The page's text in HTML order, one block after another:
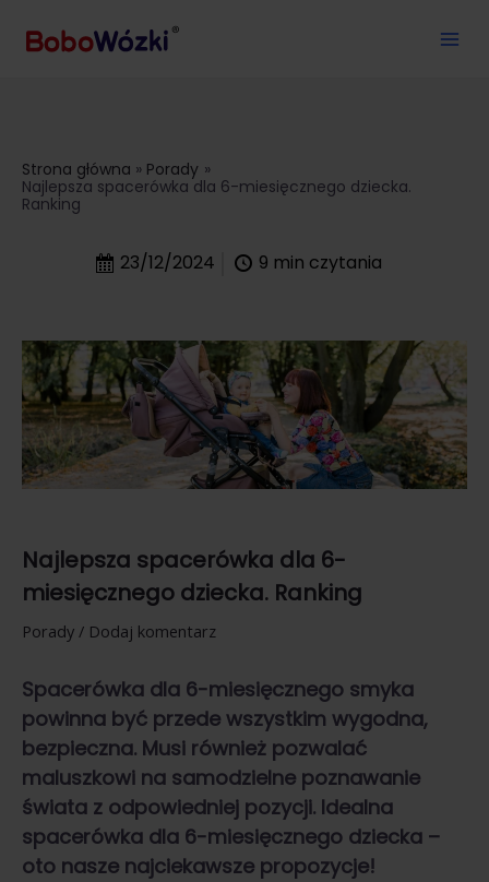
Strona główna
Porady
Najlepsza spacerówka dla 6-miesięcznego dziecka.
Ranking
23/12/2024 9 min czytania
Najlepsza spacerówka dla 6-
miesięcznego dziecka. Ranking
Porady / Dodaj komentarz
Spacerówka dla 6-miesięcznego smyka
powinna być przede wszystkim wygodna,
bezpieczna. Musi również pozwalać
maluszkowi na samodzielne poznawanie
świata z odpowiedniej pozycji. Idealna
spacerówka dla 6-miesięcznego dziecka –
oto nasze najciekawsze propozycje!